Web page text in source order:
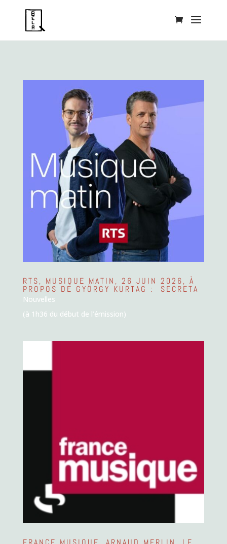
RTS, MUSIQUE MATIN, 26 JUIN 2026, À
PROPOS DE GYÖRGY KURTAG : SECRETA
Nouvelles
(à 1h36 du début de l’émission)